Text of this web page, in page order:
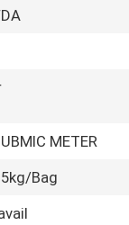
METER
Bag